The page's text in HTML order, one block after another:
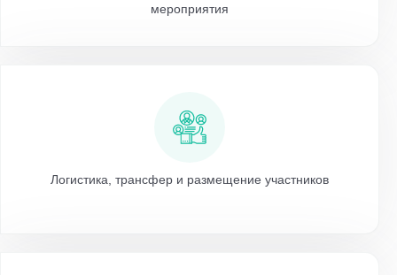
мероприятия
Логистика, трансфер и размещение участников